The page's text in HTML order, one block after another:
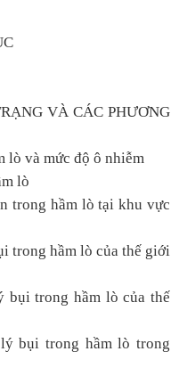
VÀ CÁC PHƯƠNG
lò và mức độ ô nhiễm
lò
trong hầm lò tại khu vực
trong hầm lò của thế giới
bụi trong hầm lò của thế
bụi trong hầm lò trong